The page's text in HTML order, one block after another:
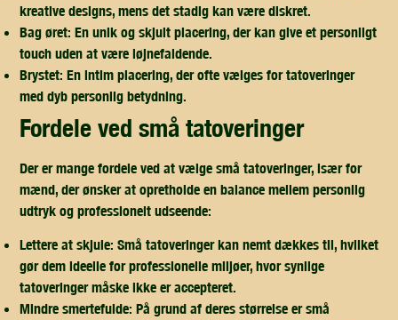
kreative designs, mens det stadig kan være diskret.
Bag øret: En unik og skjult placering, der kan give et personligt
touch uden at være iøjnefaldende.
Brystet: En intim placering, der ofte vælges for tatoveringer
med dyb personlig betydning.
fordele ved små tatoveringer
Der er mange fordele ved at vælge små tatoveringer, især for
mænd, der ønsker at opretholde en balance mellem personlig
udtryk og professionelt udseende:
Lettere at skjule: Små tatoveringer kan nemt dækkes til, hvilket
gør dem ideelle for professionelle miljøer, hvor synlige
tatoveringer måske ikke er accepteret.
Mindre smertefulde: På grund af deres størrelse er små